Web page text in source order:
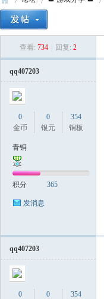
查看: 734 回复: 2
qq407203
0
金币
0
银元
354
铜板
青铜
积分 365
发消息
qq407203
0
0
354